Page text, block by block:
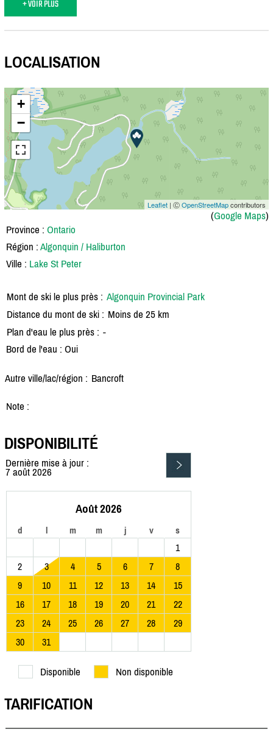
+ VOIR PLUS
LOCALISATION
+
−
Leaflet | ⒸOpenStreetMapcontributors
(Google Maps)
Province : Ontario
Région : Algonquin / Haliburton
Ville : Lake St Peter
Mont de ski le plus près : Algonquin Provincial Park
Distance du mont de ski : Moins de 25 km
Plan d'eau le plus près : -
Bord de l'eau : Oui
Autre ville/lac/région : Bancroft
Note :
DISPONIBILITÉ
Dernière mise à jour :
7 août 2026
Août 2026
d l m m j v s
1
2
3 4 5 6 7
8
9
10 11 12 13 14
15
16
17 18 19 20 21
22
23
24 25 26 27 28
29
30
31
Disponible Non disponible
TARIFICATION